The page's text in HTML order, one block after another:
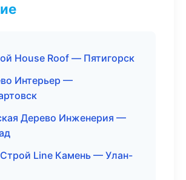
House Roof — Пятигорск
Интерьер —
Дерево Инженерия —
Line Камень — Улан-